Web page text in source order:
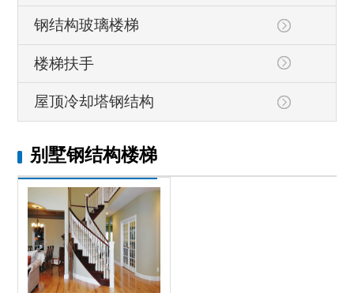
钢结构玻璃楼梯
楼梯扶手
屋顶冷却塔钢结构
别墅钢结构楼梯